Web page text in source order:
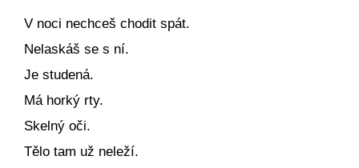
V noci nechceš chodit spát.
Nelaskáš se s ní.
Je studená.
Má horký rty.
Skelný oči.
Tělo tam už neleží.